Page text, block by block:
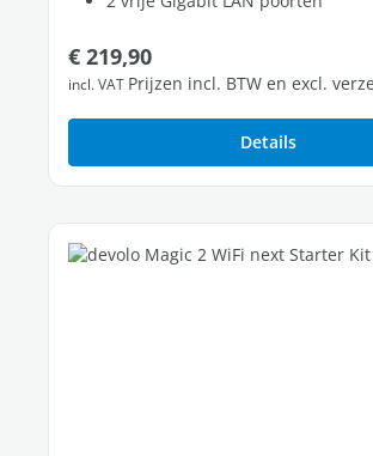
Normale prijs:
€ 219,90
incl. VAT Prijzen incl. BTW en excl.
Details